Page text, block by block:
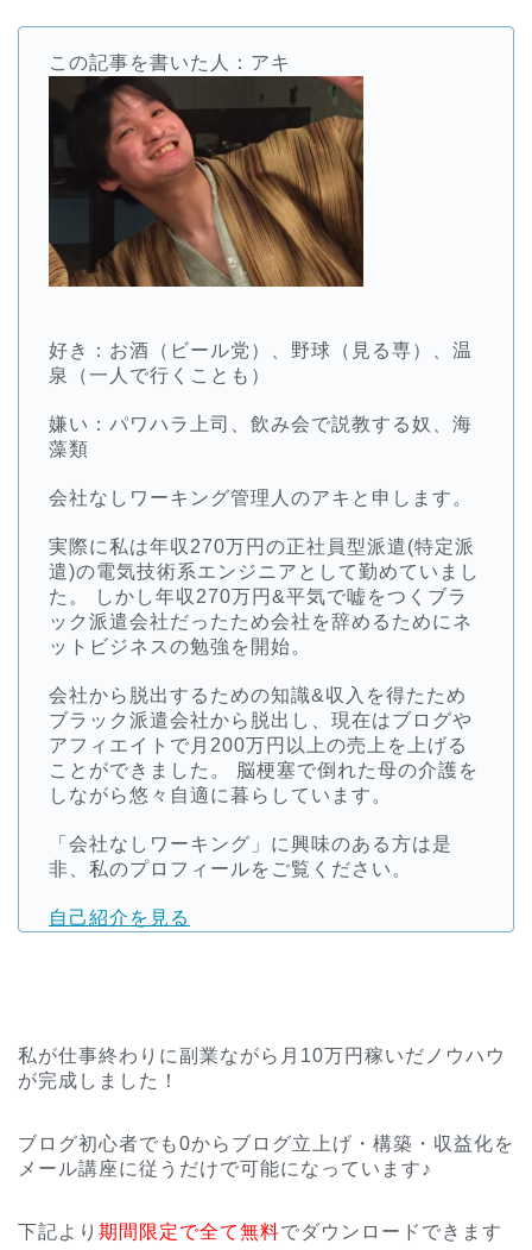
この記事を書いた人：アキ
好き：お酒（ビール党）、野球（見る専）、温
泉（一人で行くことも）
嫌い：パワハラ上司、飲み会で説教する奴、海
藻類
会社なしワーキング管理人のアキと申します。
実際に私は年収270万円の正社員型派遣(特定派
遣)の電気技術系エンジニアとして勤めていまし
た。 しかし年収270万円&平気で嘘をつくブラ
ック派遣会社だったため会社を辞めるためにネ
ットビジネスの勉強を開始。
会社から脱出するための知識&収入を得たため
ブラック派遣会社から脱出し、現在はブログや
アフィエイトで月200万円以上の売上を上げる
ことができました。 脳梗塞で倒れた母の介護を
しながら悠々自適に暮らしています。
「会社なしワーキング」に興味のある方は是
非、私のプロフィールをご覧ください。
自己紹介を見る
私が仕事終わりに副業ながら月10万円稼いだノウハウ
が完成しました！
ブログ初心者でも0からブログ立上げ・構築・収益化を
メール講座に従うだけで可能になっています♪
下記より 期間限定で全て無料でダウンロードできます